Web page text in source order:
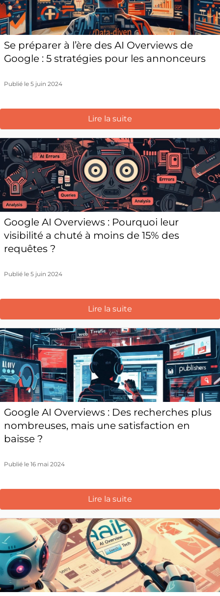
Se préparer à l’ère des AI Overviews de
Google : 5 stratégies pour les annonceurs
Publié le 5 juin 2024
Lire la suite
Google AI Overviews : Pourquoi leur
visibilité a chuté à moins de 15% des
requêtes ?
Publié le 5 juin 2024
Lire la suite
Google AI Overviews : Des recherches plus
nombreuses, mais une satisfaction en
baisse ?
Publié le 16 mai 2024
Lire la suite